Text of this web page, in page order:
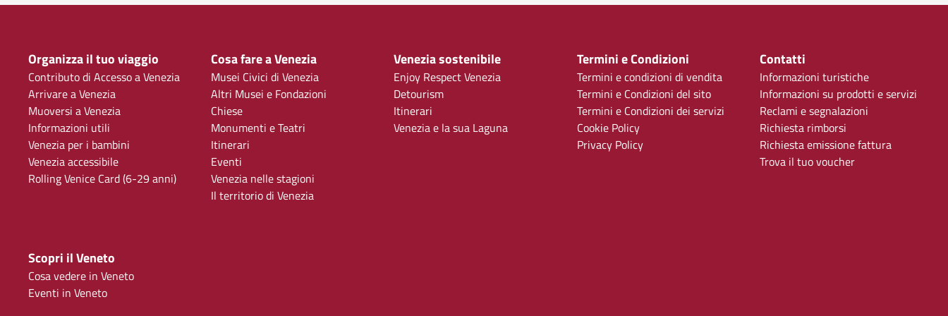
Organizza il tuo viaggio
Contributo di Accesso a Venezia
Arrivare a Venezia
Muoversi a Venezia
Informazioni utili
Venezia per i bambini
Venezia accessibile
Rolling Venice Card (6-29 anni)
Cosa fare a Venezia
Musei Civici di Venezia
Altri Musei e Fondazioni
Chiese
Monumenti e Teatri
Itinerari
Eventi
Venezia nelle stagioni
Il territorio di Venezia
Venezia sostenibile
Enjoy Respect Venezia
Detourism
Itinerari
Venezia e la sua Laguna
Termini e Condizioni
Termini e condizioni di vendita
Termini e Condizioni del sito
Termini e Condizioni dei servizi
Cookie Policy
Privacy Policy
Contatti
Informazioni turistiche
Informazioni su prodotti e servizi
Reclami e segnalazioni
Richiesta rimborsi
Richiesta emissione fattura
Trova il tuo voucher
Scopri il Veneto
Cosa vedere in Veneto
Eventi in Veneto